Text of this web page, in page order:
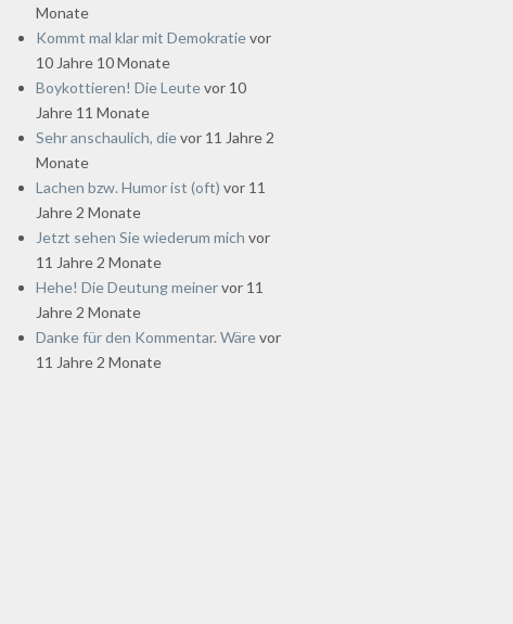
Monate
Kommt mal klar mit Demokratie vor
10 Jahre 10 Monate
Boykottieren! Die Leute vor 10
Jahre 11 Monate
Sehr anschaulich, die vor 11 Jahre 2
Monate
Lachen bzw. Humor ist (oft) vor 11
Jahre 2 Monate
Jetzt sehen Sie wiederum mich vor
11 Jahre 2 Monate
Hehe! Die Deutung meiner vor 11
Jahre 2 Monate
Danke für den Kommentar. Wäre vor
11 Jahre 2 Monate